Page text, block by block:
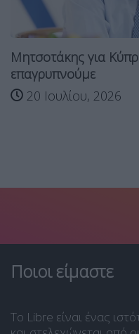
Μητσοτάκης για
επαγρυπνούμε
20 Ιουλίου, 2026
Ποιοι είμαστε
Το Libre είναι ένας